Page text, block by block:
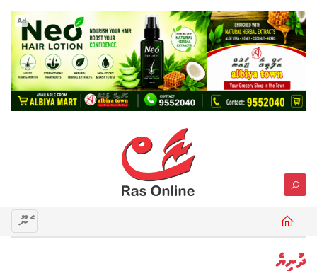
Ad
މެނޫ
ދުނިޔެ